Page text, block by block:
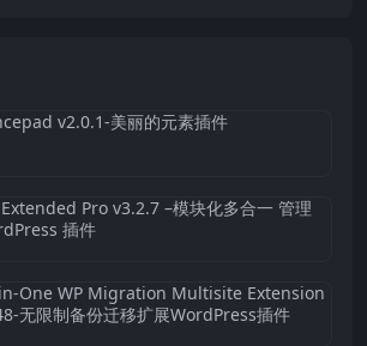
v2.0.1-美丽的元素插件
Pro v3.2.7 –模块化多合一 管理
插件
One WP Migration Multisite Extension
无限制备份迁移扩展WordPress插件